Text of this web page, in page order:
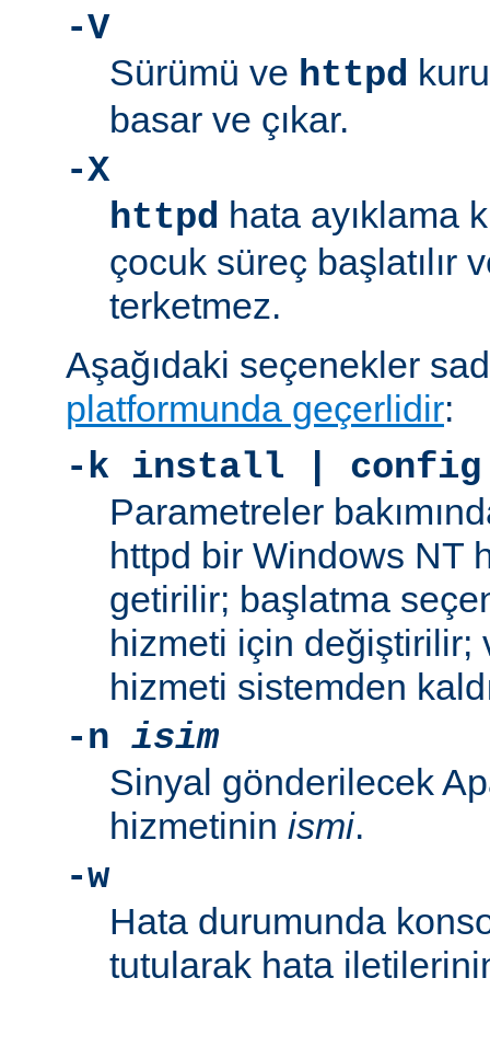
-V
Sürümü ve httpd
basar ve çıkar.
-X
httpd hata ayıklama
çocuk süreç başlatılır
terketmez.
Aşağıdaki seçenekler
platformunda geçerlidir:
-k install |
Parametreler
httpd bir Windows NT
getirilir; başlatma
hizmeti için değiştirilir;
hizmeti sistemden
-n isim
Sinyal gönderilecek
hizmetinin ismi.
-w
Hata durumunda
tutularak hata